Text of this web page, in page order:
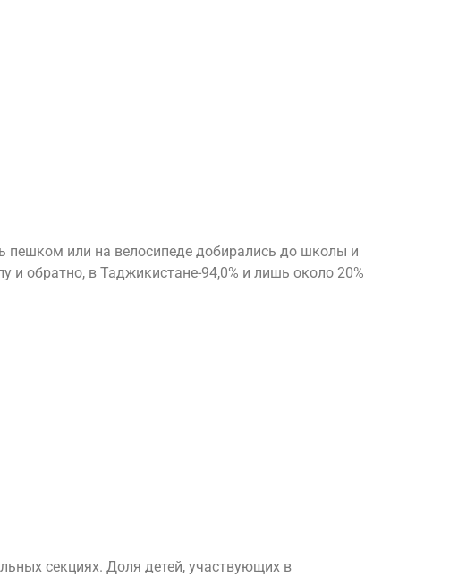
пешком или на велосипеде добирались до школы и
обратно, в Таджикистане-94,0% и лишь около 20%
секциях. Доля детей, участвующих в